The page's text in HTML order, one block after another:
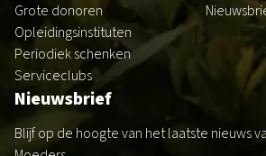
Grote donoren
Opleidingsinstituten
Periodiek schenken
Serviceclubs
Nieuwsbrief
Blijf op de hoogte van het laatste nieuws